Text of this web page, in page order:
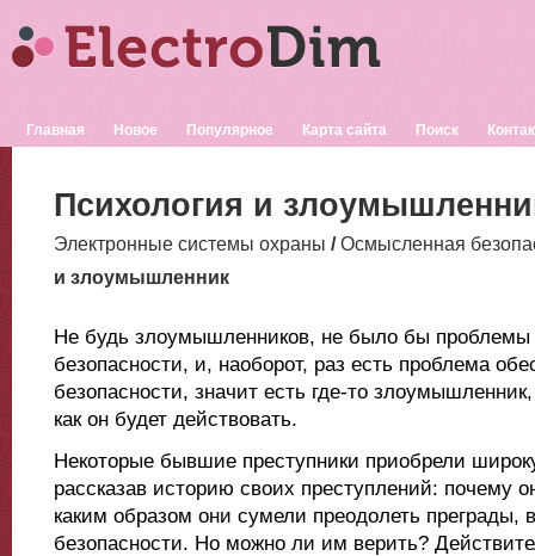
Главная Новое Популярное Карта сайта Поиск
Психология и
Электронные системы охраны /Осмысленная
и злоумышленник
Не будь злоумышленников, не было бы проблемы
безопасности, и, наоборот, раз есть проблема
безопасности, значит есть где-то
как он будет действовать.
Некоторые бывшие преступники приобрели
рассказав историю своих преступлений: почему
каким образом они сумели преодолеть преграды,
безопасности. Но можно ли им верить?